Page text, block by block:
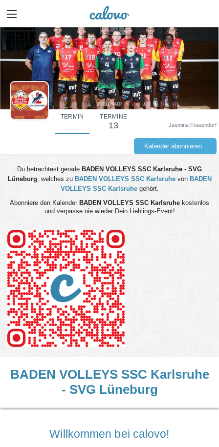
Jasmina Frauendorf
TERMIN TERMINE
13
Kalender abonnieren
Du betrachtest gerade BADEN VOLLEYS SSC Karlsruhe - SVG
Lüneburg, welches zu BADEN VOLLEYS SSC Karlsruhevon BADEN
VOLLEYS SSC Karlsruhegehört.
Abonniere den Kalender BADEN VOLLEYS SSC Karlsruhe kostenlos
und verpasse nie wieder Dein Lieblings-Event!
BADEN VOLLEYS SSC Karlsruhe
- SVG Lüneburg
Willkommen bei calovo!